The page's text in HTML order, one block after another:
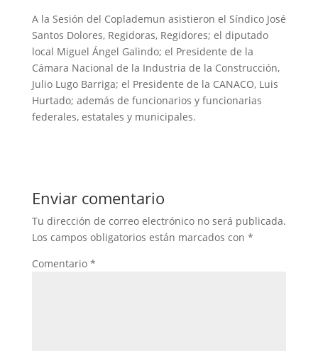
A la Sesión del Coplademun asistieron el Síndico José
Santos Dolores, Regidoras, Regidores; el diputado
local Miguel Ángel Galindo; el Presidente de la
Cámara Nacional de la Industria de la Construcción,
Julio Lugo Barriga; el Presidente de la CANACO, Luis
Hurtado; además de funcionarios y funcionarias
federales, estatales y municipales.
Enviar comentario
Tu dirección de correo electrónico no será publicada.
Los campos obligatorios están marcados con *
Comentario *